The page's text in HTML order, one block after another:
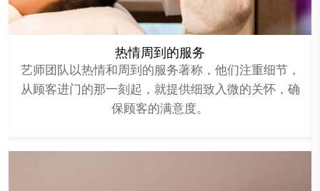
热情周到的服务
艺师团队以热情和周到的服务著称，他们注重细节，
从顾客进门的那一刻起，就提供细致入微的关怀，确
保顾客的满意度。